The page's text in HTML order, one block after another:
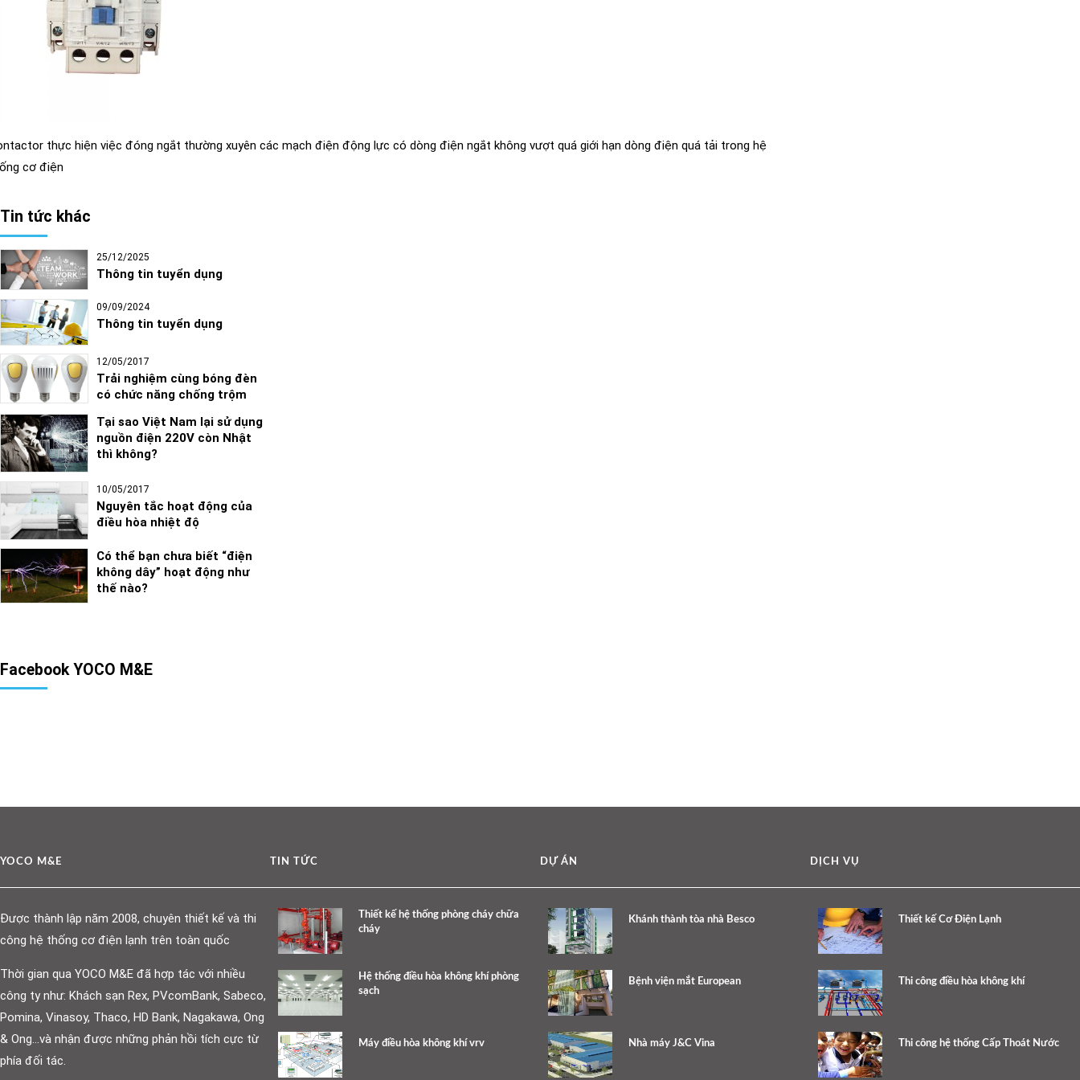
thực hiện việc đóng ngắt thường xuyên các mạch điện động lực có dòng điện ngắt không vượt quá giới hạn dòng điện quá tải trong hệ
cơ điện
Tin tức khác
25/12/2025
Thông tin tuyển dụng
09/09/2024
Thông tin tuyển dụng
12/05/2017
Trải nghiệm cùng bóng đèn
có chức năng chống trộm
Tại sao Việt Nam lại sử dụng
nguồn điện 220V còn Nhật
thì không?
10/05/2017
Nguyên tắc hoạt động của
điều hòa nhiệt độ
Có thể bạn chưa biết “điện
không dây” hoạt động như
thế nào?
Facebook YOCO M&E
YOCO M&E
Được thành lập năm 2008, chuyên thiết kế và thi
công hệ thống cơ điện lạnh trên toàn quốc
Thời gian qua YOCO M&E đã hợp tác với nhiều
công ty như: Khách sạn Rex, PVcomBank, Sabeco,
Pomina, Vinasoy, Thaco, HD Bank, Nagakawa, Ong
& Ong…và nhận được những phản hồi tích cực từ
phía đối tác.
TIN TỨC
Thiết kế hệ thống phòng cháy chữa
cháy
Hệ thống điều hòa không khí phòng
sạch
Máy điều hòa không khí vrv
DỰ ÁN
Khánh thành tòa nhà Besco
Bệnh viện mắt European
Nhà máy J&C Vina
DỊCH VỤ
Thiết kế Cơ Điện Lạnh
Thi công điều hòa không khí
Thi công hệ thống Cấp Thoát Nước